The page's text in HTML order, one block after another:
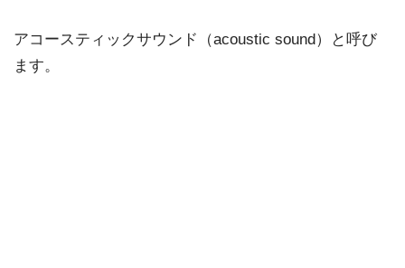
アコースティックサウンド（acoustic sound）と呼び
ます。